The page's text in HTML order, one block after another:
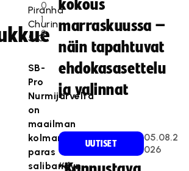
0
1
9
Piranha
Churin
5-3.
SB-
Pro
Nurmijärveltä
on
maailman
kolmanneksi
paras
salibandyn
kokous
marraskuussa –
näin tapahtuvat
ehdokasasettelu
ja valinnat
UUTISET
05.08.2
026